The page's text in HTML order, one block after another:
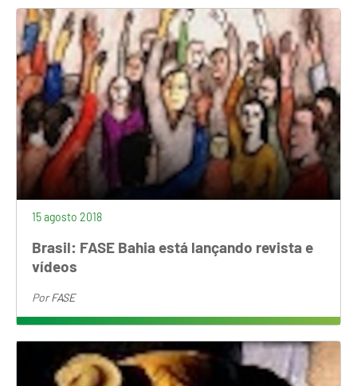
15 agosto 2018
Brasil: FASE Bahia está lançando revista e
vídeos
PorFASE